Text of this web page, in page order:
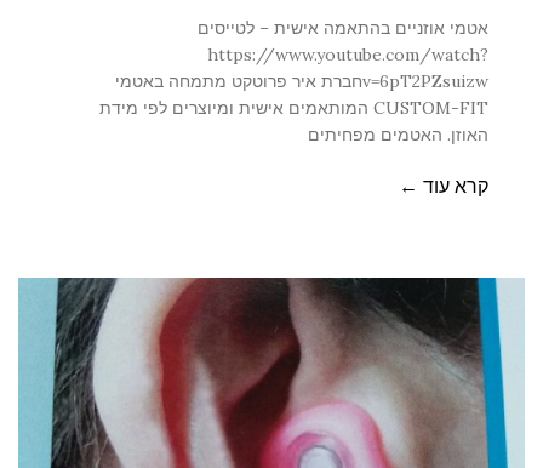
אטמי אוזניים בהתאמה אישית – לטייסים
https://www.youtube.com/watch?
v=6pT2PZsuizwחברת איר פרוטקט מתמחה באטמי
CUSTOM-FIT המותאמים אישית ומיוצרים לפי מידת
האוזן. האטמים מפחיתים
קרא עוד ←